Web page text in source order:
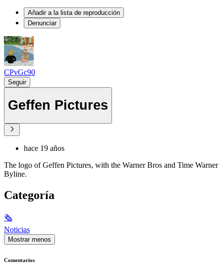
Añadir a la lista de reproducción
Denunciar
CPvGc90
Seguir
Geffen Pictures
hace 19 años
The logo of Geffen Pictures, with the Warner Bros and Time Warner
Byline.
Categoría
🗞
Noticias
Mostrar menos
Comentarios